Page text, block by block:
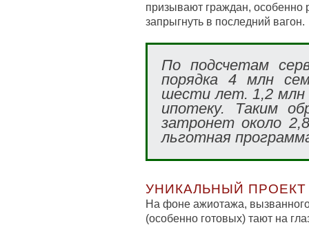
призывают граждан, особенно
запрыгнуть в последний вагон.
По подсчетам
порядка 4 млн
шести лет. 1,2 млн
ипотеку. Таким
затронет около
льготная
УНИКАЛЬНЫЙ ПРОЕКТ
На фоне ажиотажа,
(особенно готовых) тают на